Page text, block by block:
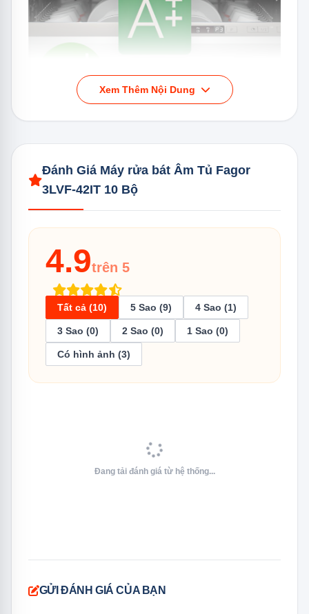
1.19 Ngăn bột rửa và trợ xả tự động
1.20Bộ lọc 3 tầng
1.22 Đèn LED chiếu sáng bên trong
Tiêu chuẩn tiết kiệm năng lượng A++ giúp bạn tiết kiệm tối đa
chi phí vận hành.
Chương trình rửa 65°C
sạch hiệu quả các vật dụng như nồi chảo. Quá trình này
xả nước nóng, giúp loại bỏ hoàn toàn các vết bẩn cứng
đầu và dầu mỡ.
Xem Thêm Nội Dung
Đánh Giá Máy rửa bát Âm Tủ Fagor
3LVF-42IT 10 Bộ
4.9trên 5
Tất cả (10) 5 Sao (9) 4 Sao (1)
3 Sao (0) 2 Sao (0) 1 Sao (0)
Có hình ảnh (3)
Đang tải đánh giá từ hệ thống...
GỬI ĐÁNH GIÁ CỦA BẠN